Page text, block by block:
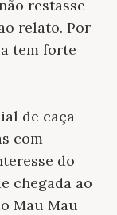
restasse
relato. Por
tem forte
de caça
com
do
chegada ao
Mau Mau